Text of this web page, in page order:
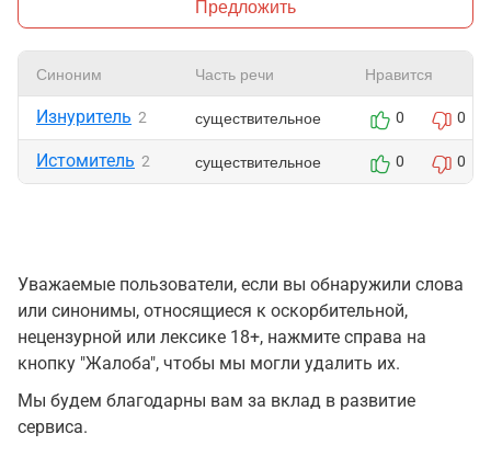
Предложить
Синоним Часть речи Нравится
Изнуритель 2 существительное 0 0
Истомитель 2 существительное 0 0
Уважаемые пользователи, если вы обнаружили слова
или синонимы, относящиеся к оскорбительной,
нецензурной или лексике 18+, нажмите справа на
кнопку "Жалоба", чтобы мы могли удалить их.
Мы будем благодарны вам за вклад в развитие
сервиса.